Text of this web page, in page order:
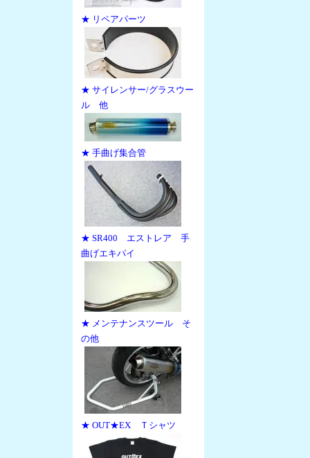
★ リペアパーツ
★ サイレンサー/グラスウー
ル 他
★ 手曲げ集合管
★ SR400 エストレア 手
曲げエキパイ
★ メンテナンスツール そ
の他
★ OUT★EX Ｔシャツ